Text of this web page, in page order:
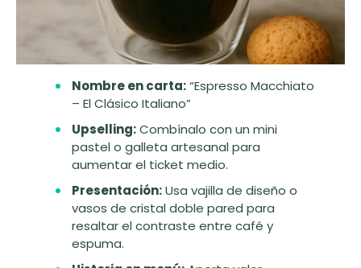
Nombre en carta:“Espresso Macchiato
– El Clásico Italiano”
Upselling:Combínalo con un mini
pastel o galleta artesanal para
aumentar el ticket medio.
Presentación:Usa vajilla de diseño o
vasos de cristal doble pared para
resaltar el contraste entre café y
espuma.